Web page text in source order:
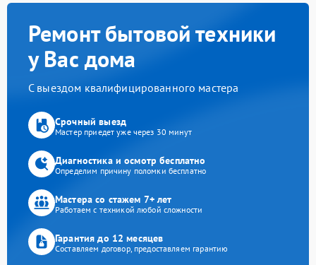
Ремонт бытовой техники
у Вас дома
С выездом квалифицированного мастера
Срочный выезд
Мастер приедет уже через 30 минут
Диагностика и осмотр бесплатно
Определим причину поломки бесплатно
Мастера со стажем 7+ лет
Работаем с техникой любой сложности
Гарантия до 12 месяцев
Составляем договор, предоставляем гарантию